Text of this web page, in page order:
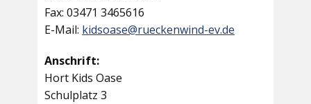
Fax: 03471 3465616
E-Mail: kidsoase@rueckenwind-ev.de
Anschrift:
Hort Kids Oase
Schulplatz 3